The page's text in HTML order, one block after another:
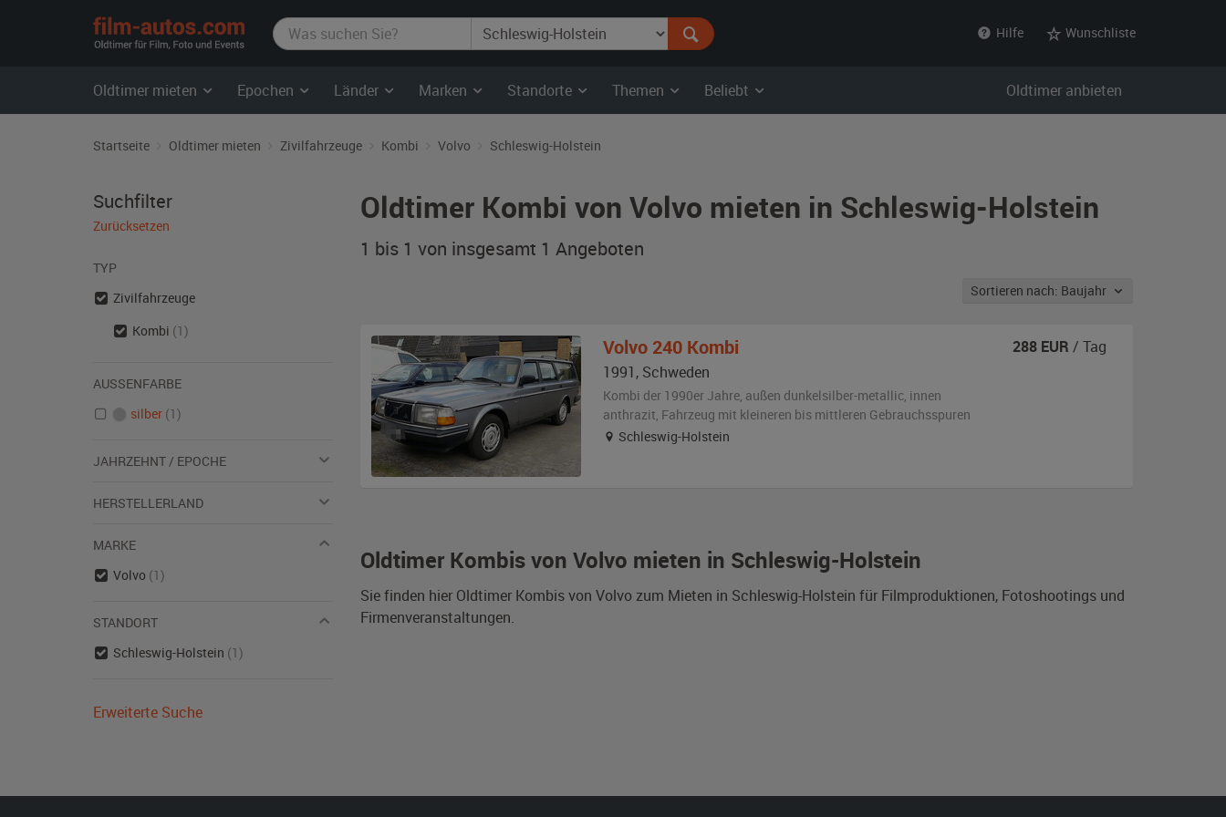
film-
autos.com
Hilfe Wunschliste
Oldtimer mieten Epochen Länder Marken Standorte Themen Beliebt Oldtimer anbieten
Startseite Oldtimer mieten Zivilfahrzeuge Kombi Volvo Schleswig-Holstein
Oldtimer Kombi von Volvo mieten in Schleswig-Holstein
1 bis 1 von insgesamt 1 Angeboten
Sortieren nach: Baujahr
Oldtimer Kombis von Volvo mieten in Schleswig-Holstein
Sie finden hier Oldtimer Kombis von Volvo zum Mieten in Schleswig-Holstein für Filmproduktionen, Fotoshootings und
Firmenveranstaltungen.
Volvo 240 Kombi
1991, Schweden
Kombi der 1990er Jahre, außen dunkelsilber-metallic, innen
anthrazit, Fahrzeug mit kleineren bis mittleren Gebrauchsspuren
Schleswig-Holstein
288 EUR / Tag
Suchfilter
Zurücksetzen
TYP
Zivilfahrzeuge
Kombi (1)
AUSSENFARBE
silber (1)
JAHRZEHNT / EPOCHE
HERSTELLERLAND
MARKE
Volvo (1)
STANDORT
Schleswig-Holstein (1)
Erweiterte Suche